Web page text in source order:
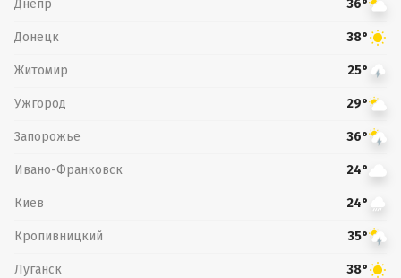
Днепр 36°
Донецк 38°
Житомир 25°
Ужгород 29°
Запорожье 36°
Ивано-Франковск 24°
Киев 24°
Кропивницкий 35°
Луганск 38°